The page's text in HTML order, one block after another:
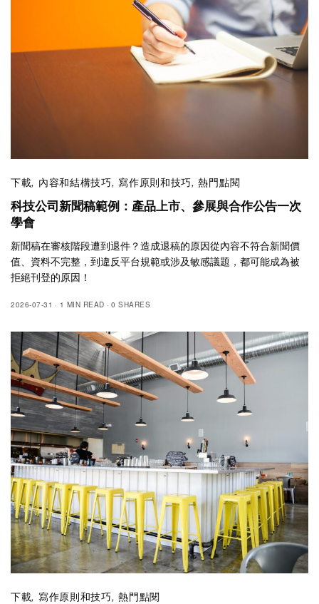
下載, 內容和結構技巧,寫作原則和技巧,熱門點閱
科技公司新聞稿範例：產品上市、參展與合作公告一次
學會
新聞稿在審核階段遭到退件？造成退稿的原因從內容不符合新聞價
值、資料不完整，到違反平台規範或涉及敏感議題，都可能成為被
拒絕刊登的原因！
2026-07-31 1 MIN READ 0 SHARES
下載, 寫作原則和技巧,熱門點閱